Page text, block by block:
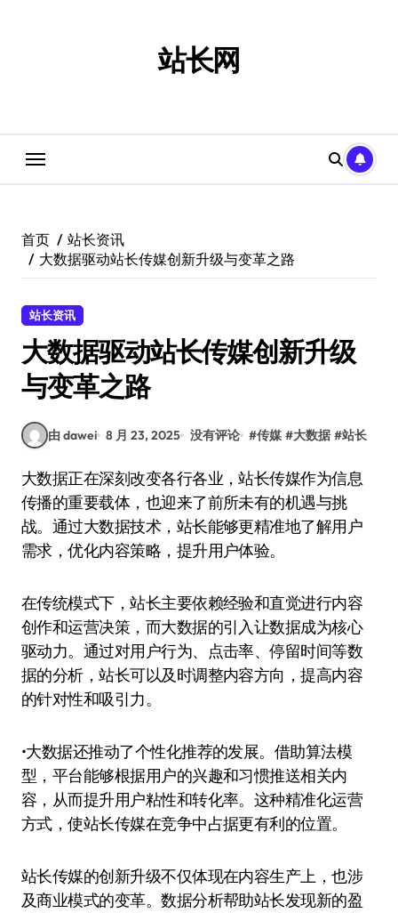
站长网
首页
站长资讯
大数据驱动站长传媒创新升级与变革之路
站长资讯
大数据驱动站长传媒创新升级
与变革之路
由 dawei 8 月 23, 2025 没有评论 #传媒 #大数据 #站长
大数据正在深刻改变各行各业，站长传媒作为信息
传播的重要载体，也迎来了前所未有的机遇与挑
战。通过大数据技术，站长能够更精准地了解用户
需求，优化内容策略，提升用户体验。
在传统模式下，站长主要依赖经验和直觉进行内容
创作和运营决策，而大数据的引入让数据成为核心
驱动力。通过对用户行为、点击率、停留时间等数
据的分析，站长可以及时调整内容方向，提高内容
的针对性和吸引力。
•大数据还推动了个性化推荐的发展。借助算法模
型，平台能够根据用户的兴趣和习惯推送相关内
容，从而提升用户粘性和转化率。这种精准化运营
方式，使站长传媒在竞争中占据更有利的位置。
站长传媒的创新升级不仅体现在内容生产上，也涉
及商业模式的变革。数据分析帮助站长发现新的盈